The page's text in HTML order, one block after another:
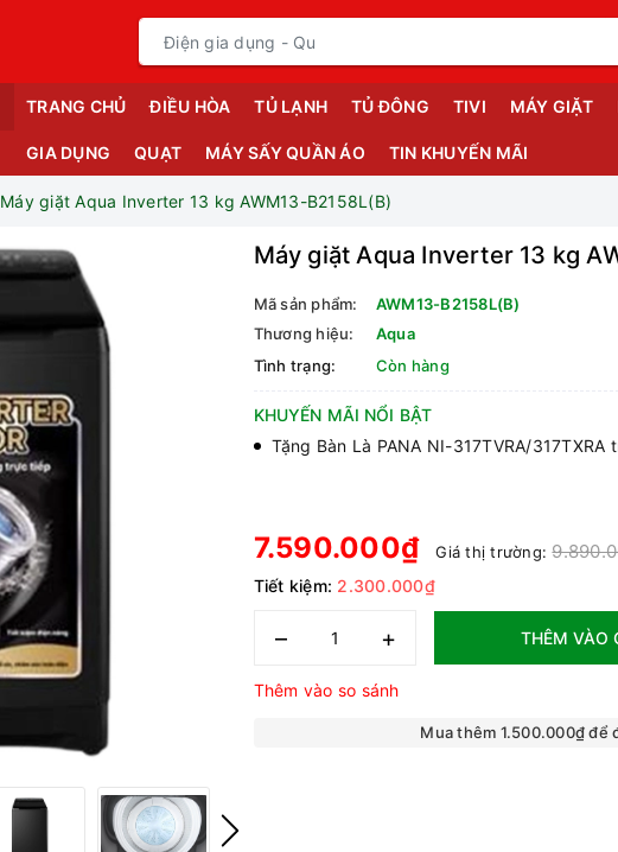
TRANG CHỦ ĐIỀU HÒA TỦ LẠNH TỦ ĐÔNG TIVI MÁY GIẶT
GIA DỤNG QUẠT MÁY SẤY QUẦN ÁO TIN KHUYẾN MÃI
Máy giặt Aqua Inverter 13 kg AWM13-B2158L(B)
Máy giặt Aqua Inverter 13 kg
Mã sản phẩm:
AWM13-B2158L(B)
Thương hiệu:
Aqua
Tình trạng:
Còn hàng
KHUYẾN MÃI NỔI BẬT
Tặng Bàn Là PANA NI-317TVRA/
7.590.000₫ Giá thị trường:
Tiết kiệm: 2.300.000₫
– + THÊM VÀO
Thêm vào so sánh
Mua thêm 1.500.000₫ để